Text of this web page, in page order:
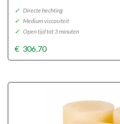
✓ Directe hechting
✓ Medium viscositeit
✓ Open tijd tot 3 minuten
€ 306,70